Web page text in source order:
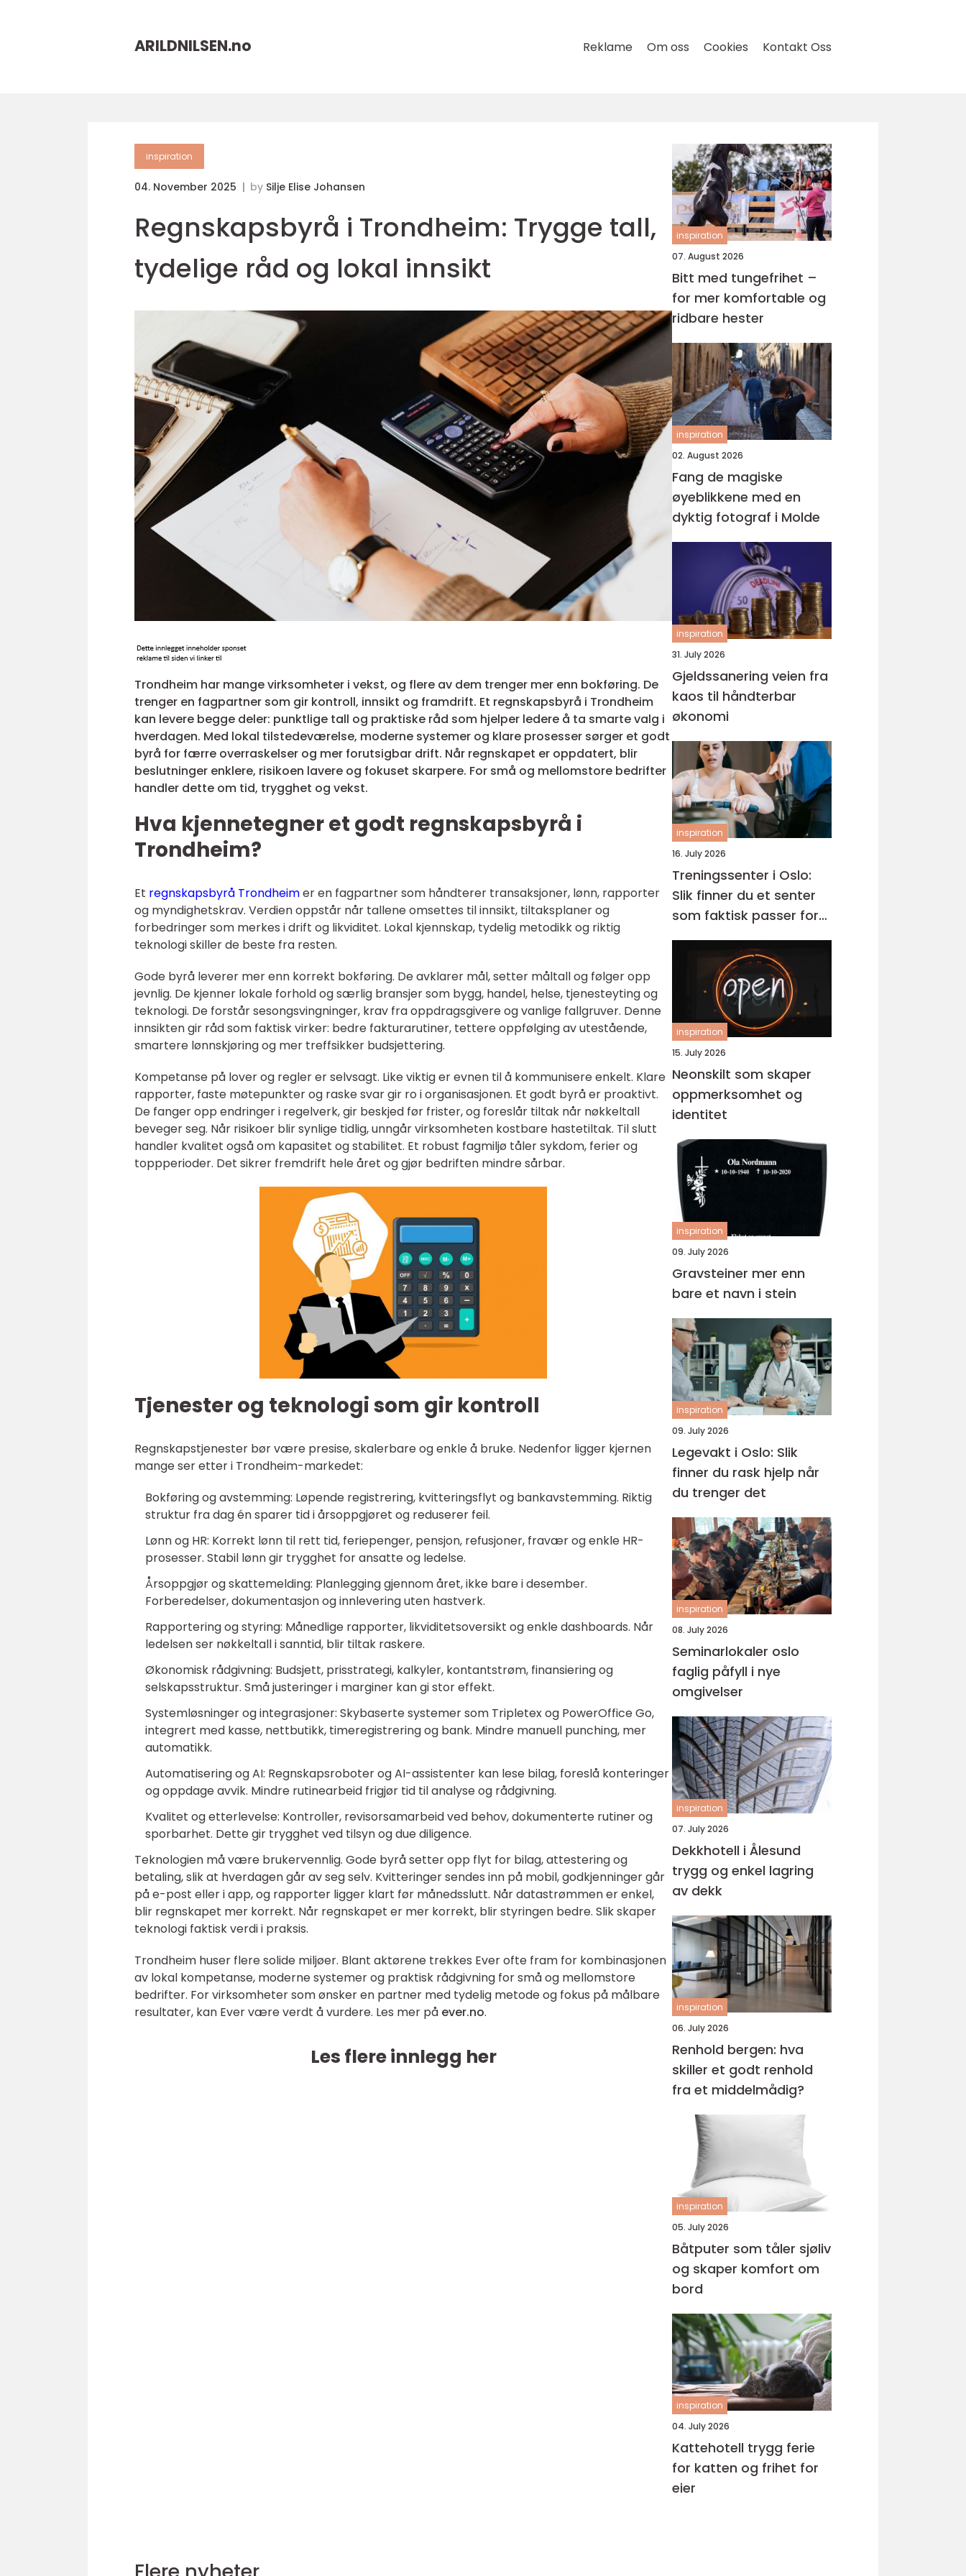
ARILDNILSEN.no Reklame Om oss Cookies Kontakt Oss
inspiration
04. November 2025 by Silje Elise Johansen
Regnskapsbyrå i Trondheim: Trygge tall,
tydelige råd og lokal innsikt
Trondheim har mange virksomheter i vekst, og flere av dem trenger mer enn bokføring. De
trenger en fagpartner som gir kontroll, innsikt og framdrift. Et regnskapsbyrå i Trondheim
kan levere begge deler: punktlige tall og praktiske råd som hjelper ledere å ta smarte valg i
hverdagen. Med lokal tilstedeværelse, moderne systemer og klare prosesser sørger et godt
byrå for færre overraskelser og mer forutsigbar drift. Når regnskapet er oppdatert, blir
beslutninger enklere, risikoen lavere og fokuset skarpere. For små og mellomstore bedrifter
handler dette om tid, trygghet og vekst.
Hva kjennetegner et godt regnskapsbyrå i
Trondheim?
Et regnskapsbyrå Trondheimer en fagpartner som håndterer transaksjoner, lønn, rapporter
og myndighetskrav. Verdien oppstår når tallene omsettes til innsikt, tiltaksplaner og
forbedringer som merkes i drift og likviditet. Lokal kjennskap, tydelig metodikk og riktig
teknologi skiller de beste fra resten.
Gode byrå leverer mer enn korrekt bokføring. De avklarer mål, setter måltall og følger opp
jevnlig. De kjenner lokale forhold og særlig bransjer som bygg, handel, helse, tjenesteyting og
teknologi. De forstår sesongsvingninger, krav fra oppdragsgivere og vanlige fallgruver. Denne
innsikten gir råd som faktisk virker: bedre fakturarutiner, tettere oppfølging av utestående,
smartere lønnskjøring og mer treffsikker budsjettering.
Kompetanse på lover og regler er selvsagt. Like viktig er evnen til å kommunisere enkelt. Klare
rapporter, faste møtepunkter og raske svar gir ro i organisasjonen. Et godt byrå er proaktivt.
De fanger opp endringer i regelverk, gir beskjed før frister, og foreslår tiltak når nøkkeltall
beveger seg. Når risikoer blir synlige tidlig, unngår virksomheten kostbare hastetiltak. Til slutt
handler kvalitet også om kapasitet og stabilitet. Et robust fagmiljø tåler sykdom, ferier og
toppperioder. Det sikrer fremdrift hele året og gjør bedriften mindre sårbar.
Tjenester og teknologi som gir kontroll
Regnskapstjenester bør være presise, skalerbare og enkle å bruke. Nedenfor ligger kjernen
mange ser etter i Trondheim-markedet:
Bokføring og avstemming: Løpende registrering, kvitteringsflyt og bankavstemming. Riktig
struktur fra dag én sparer tid i årsoppgjøret og reduserer feil.
Lønn og HR: Korrekt lønn til rett tid, feriepenger, pensjon, refusjoner, fravær og enkle HR-
prosesser. Stabil lønn gir trygghet for ansatte og ledelse.
Årsoppgjør og skattemelding: Planlegging gjennom året, ikke bare i desember.
Forberedelser, dokumentasjon og innlevering uten hastverk.
Rapportering og styring: Månedlige rapporter, likviditetsoversikt og enkle dashboards. Når
ledelsen ser nøkkeltall i sanntid, blir tiltak raskere.
Økonomisk rådgivning: Budsjett, prisstrategi, kalkyler, kontantstrøm, finansiering og
selskapsstruktur. Små justeringer i marginer kan gi stor effekt.
Systemløsninger og integrasjoner: Skybaserte systemer som Tripletex og PowerOffice Go,
integrert med kasse, nettbutikk, timeregistrering og bank. Mindre manuell punching, mer
automatikk.
Automatisering og AI: Regnskapsroboter og AI-assistenter kan lese bilag, foreslå konteringer
og oppdage avvik. Mindre rutinearbeid frigjør tid til analyse og rådgivning.
Kvalitet og etterlevelse: Kontroller, revisorsamarbeid ved behov, dokumenterte rutiner og
sporbarhet. Dette gir trygghet ved tilsyn og due diligence.
Teknologien må være brukervennlig. Gode byrå setter opp flyt for bilag, attestering og
betaling, slik at hverdagen går av seg selv. Kvitteringer sendes inn på mobil, godkjenninger går
på e-post eller i app, og rapporter ligger klart før månedsslutt. Når datastrømmen er enkel,
blir regnskapet mer korrekt. Når regnskapet er mer korrekt, blir styringen bedre. Slik skaper
teknologi faktisk verdi i praksis.
Trondheim huser flere solide miljøer. Blant aktørene trekkes Ever ofte fram for kombinasjonen
av lokal kompetanse, moderne systemer og praktisk rådgivning for små og mellomstore
bedrifter. For virksomheter som ønsker en partner med tydelig metode og fokus på målbare
resultater, kan Ever være verdt å vurdere. Les mer på ever.no.
Les flere innlegg her
inspiration
07. August 2026
Bitt med tungefrihet –
for mer komfortable og
ridbare hester
inspiration
02. August 2026
Fang de magiske
øyeblikkene med en
dyktig fotograf i Molde
inspiration
31. July 2026
Gjeldssanering veien fra
kaos til håndterbar
økonomi
inspiration
16. July 2026
Treningssenter i Oslo:
Slik finner du et senter
som faktisk passer for
deg
inspiration
15. July 2026
Neonskilt som skaper
oppmerksomhet og
identitet
inspiration
09. July 2026
Gravsteiner mer enn
bare et navn i stein
inspiration
09. July 2026
Legevakt i Oslo: Slik
finner du rask hjelp når
du trenger det
inspiration
08. July 2026
Seminarlokaler oslo
faglig påfyll i nye
omgivelser
inspiration
07. July 2026
Dekkhotell i Ålesund
trygg og enkel lagring
av dekk
inspiration
06. July 2026
Renhold bergen: hva
skiller et godt renhold
fra et middelmådig?
inspiration
05. July 2026
Båtputer som tåler sjøliv
og skaper komfort om
bord
inspiration
04. July 2026
Kattehotell trygg ferie
for katten og frihet for
eier